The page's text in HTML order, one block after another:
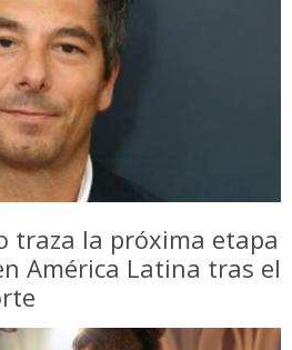
traza la próxima etapa
América Latina tras el